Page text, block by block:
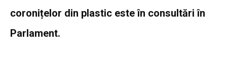
coronițelor din plastic este în consultări în
Parlament.